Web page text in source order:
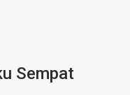
Sempat